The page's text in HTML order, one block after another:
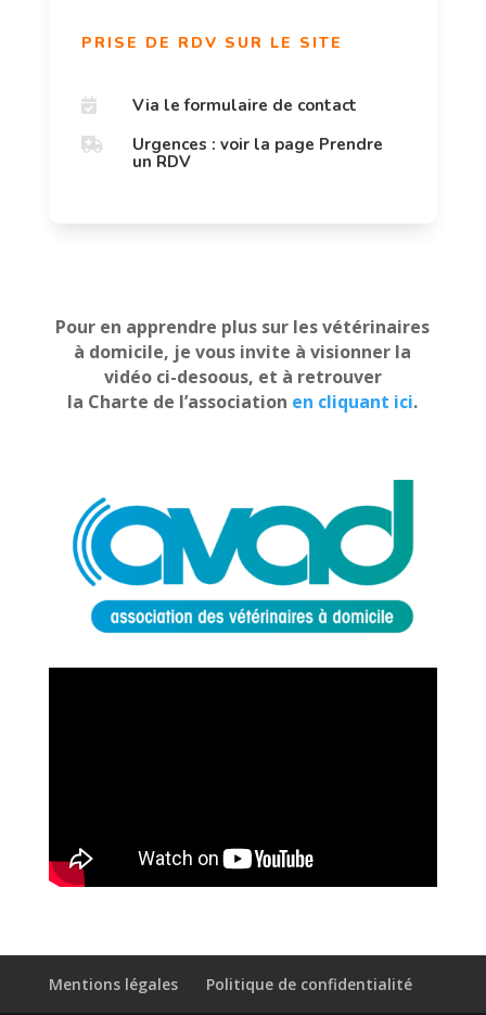
PRISE DE RDV SUR LE SITE
 Via le formulaire de contact

Urgences : voir la page Prendre
un RDV
Pour en apprendre plus sur les vétérinaires
à domicile, je vous invite à visionner la
vidéo ci-desoous, et à retrouver
la Charte de l’association en cliquant ici.
Mentions légales Politique de confidentialité